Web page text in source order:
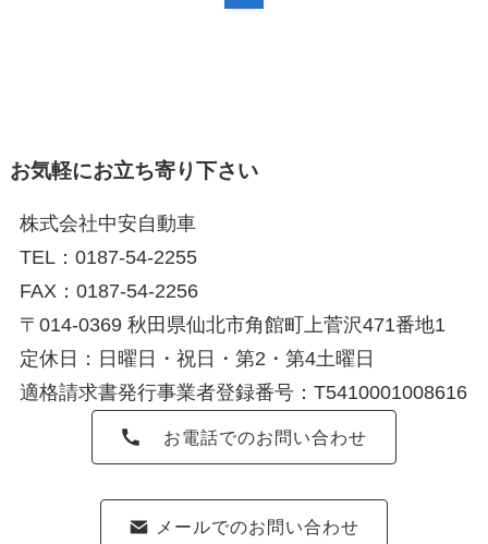
お気軽にお立ち寄り下さい
株式会社中安自動車
TEL：0187-54-2255
FAX：0187-54-2256
〒014-0369 秋田県仙北市角館町上菅沢471番地1
定休日：日曜日・祝日・第2・第4土曜日
適格請求書発行事業者登録番号：T5410001008616
お電話でのお問い合わせ
メールでのお問い合わせ